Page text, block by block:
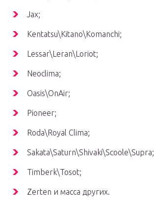
Jax;
Kentatsu\Kitano\Komanchi;
Lessar\Leran\Loriot;
Neoclima;
Oasis\OnAir;
Pioneer;
Roda\Royal Clima;
Sakata\Saturn\Shivaki\Scoole\Supra;
Timberk\Tosot;
Zerten и масса других.